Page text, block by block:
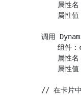
属性
属性值
调用
组件
属性
属性值
// 在卡片